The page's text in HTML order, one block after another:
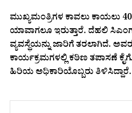
ಮುಖ್ಯಮಂತ್ರಿಗಳ ಕಾವಲು ಕಾಯಲು 40
ಯಾವಾಗಲೂ ಇರುತ್ತಾರೆ. ದೆಹಲಿ
ವ್ಯವಸ್ಥೆಯನ್ನು ಜಾರಿಗೆ ತರಲಾಗಿದೆ.
ಕಾರ್ಯಕ್ರಮಗಳಲ್ಲಿ ಕಠಿಣ ತಪಾಸಣೆ
ಹಿರಿಯ ಅಧಿಕಾರಿಯೊಬ್ಬರು ತಿಳಿಸಿದ್ದಾರೆ.